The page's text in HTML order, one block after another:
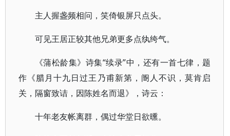
主人握盏频相问，笑倚银屏只点头。
可见王居正较其他兄弟更多点纨绔气。
《蒲松龄集》诗集“续录”中，还有一首七律，题
作《腊月十九日过王乃甫新第，阍人不识，莫肯启
关，隔窗致诘，因陈姓名而退》，诗云：
十年老友帐离群，偶过华堂日欲曛。